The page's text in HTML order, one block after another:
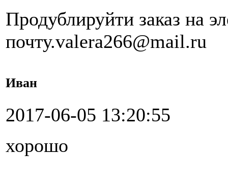
Продублируйти заказ на
почту.valera266@mail.ru
Иван
2017-06-05 13:20:55
хорошо